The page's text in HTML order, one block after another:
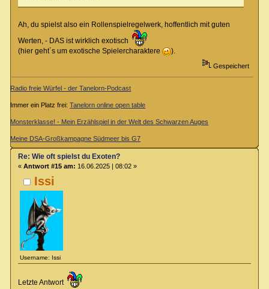
Ah, du spielst also ein Rollenspielregelwerk, hoffentlich mit guten
Werten, - DAS ist wirklich exotisch
(hier geht´s um exotische Spielercharaktere
).
Gespeichert
Radio freie Würfel - der Tanelorn-Podcast
Immer ein Platz frei:Tanelorn online open table
Monsterklasse! - Mein Erzählspiel in der Welt des Schwarzen Auges
Meine DSA-Großkampagne Südmeer bis G7
Issi
Username: Issi
Re: Wie oft spielst du Exoten?
« Antwort #15 am: 16.06.2025 | 08:02 »
Letzte Antwort